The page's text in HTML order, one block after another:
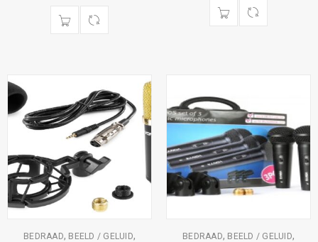
BEDRAAD, BEELD / GELUID, BEDRAAD, BEELD / GELUID,